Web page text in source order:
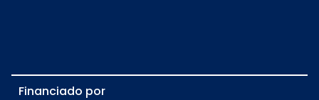
Financiado por